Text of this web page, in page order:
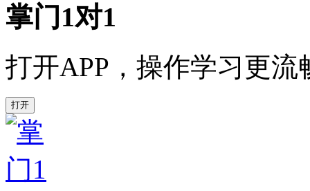
掌门1对1
打开APP，操作学习更流
打开